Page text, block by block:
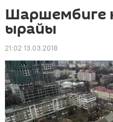
Шаршембиге
ырайы
21:02 13.03.2018